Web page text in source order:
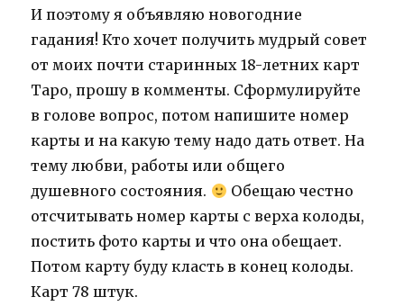
И поэтому я объявляю новогодние
гадания! Кто хочет получить мудрый совет
от моих почти старинных 18-летних карт
Таро, прошу в комменты. Сформулируйте
в голове вопрос, потом напишите номер
карты и на какую тему надо дать ответ. На
тему любви, работы или общего
душевного состояния.
Обещаю честно
отсчитывать номер карты с верха колоды,
постить фото карты и что она обещает.
Потом карту буду класть в конец колоды.
Карт 78 штук.